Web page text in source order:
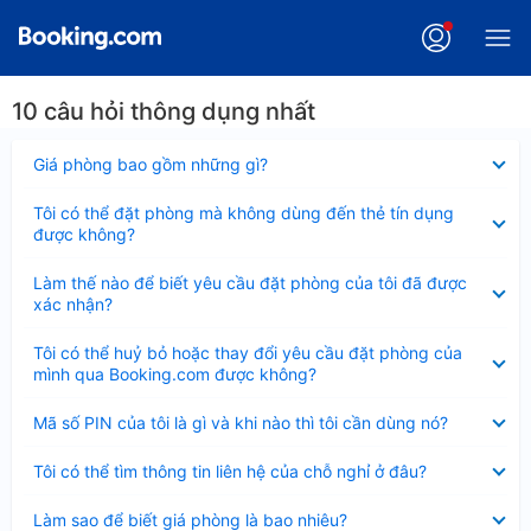
10 câu hỏi thông dụng nhất
Giá phòng bao gồm những gì?
thu
Tôi có thể đặt phòng mà không dùng đến thẻ tín dụng
được không?
thu
gọn
Làm thế nào để biết yêu cầu đặt phòng của tôi đã được
xác nhận?
thu
gọn
Tôi có thể huỷ bỏ hoặc thay đổi yêu cầu đặt phòng của
mình qua Booking.com được không?
thu
gọn
Mã số PIN của tôi là gì và khi nào thì tôi cần dùng nó?
thu
Tôi có thể tìm thông tin liên hệ của chỗ nghỉ ở đâu?
thu
Làm sao để biết giá phòng là bao nhiêu?
thu